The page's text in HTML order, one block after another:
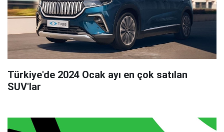
Türkiye'de 2024 Ocak ayı en çok satılan
SUV'lar